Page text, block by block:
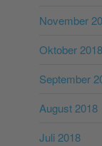
November
Oktober 2018
September
August 2018
Juli 2018